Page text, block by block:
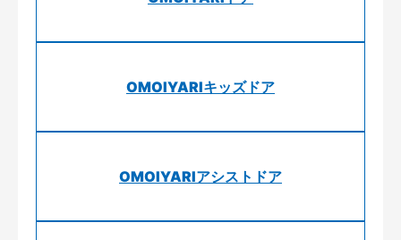
OMOIYARIキッズドア
OMOIYARIアシストドア